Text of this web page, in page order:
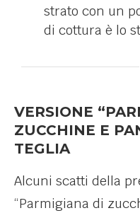
strato con un
di cottura è lo
VERSIONE
ZUCCHINE E
TEGLIA
Alcuni scatti della
“Parmigiana di